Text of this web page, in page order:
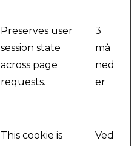
Preserves user
session state
across page
requests.
3
må
ned
er
This cookie is
Ved